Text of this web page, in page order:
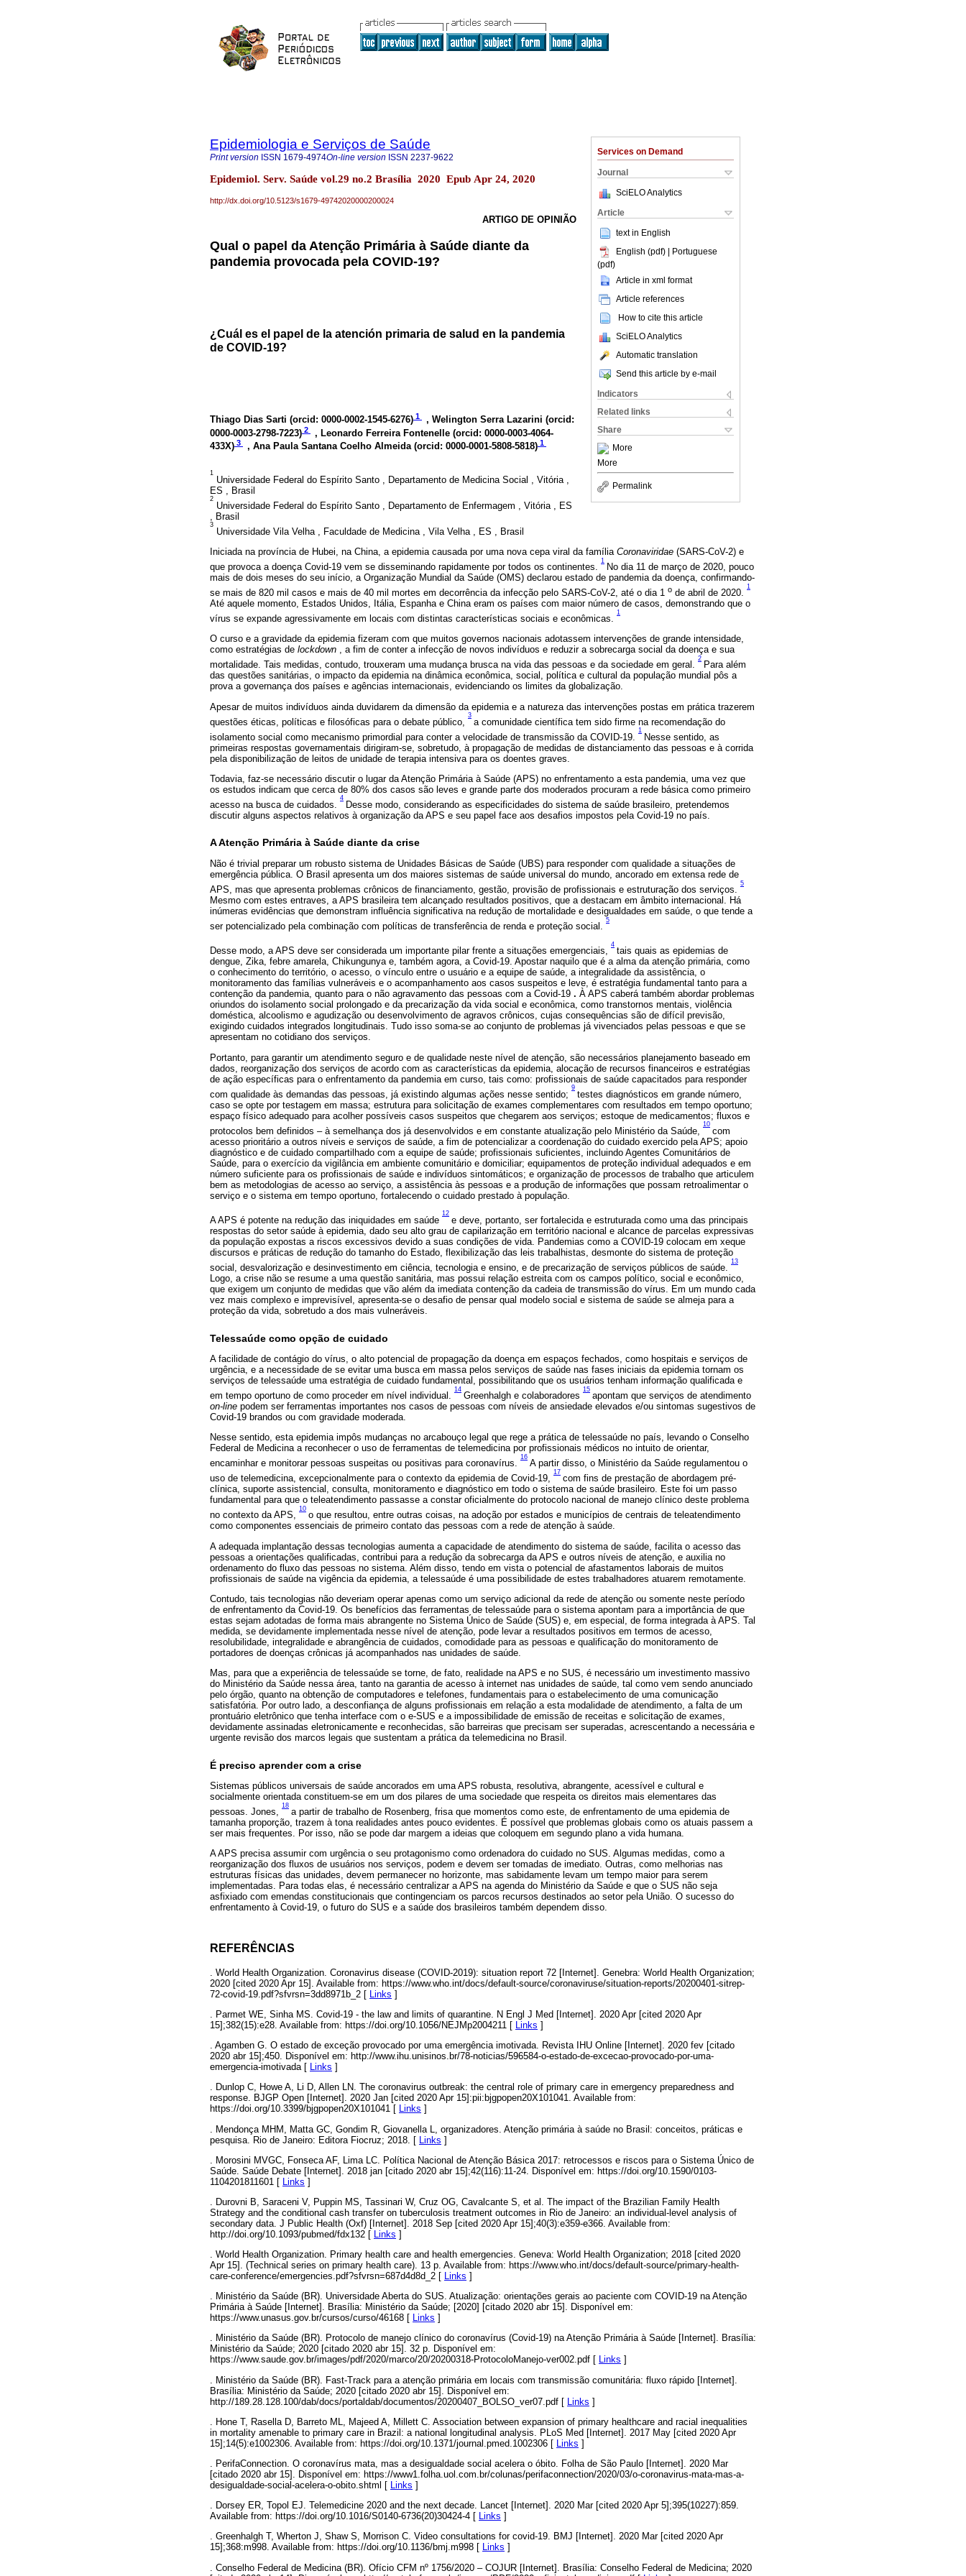
Services on Demand
Journal
SciELO Analytics
Article
text in English
English (pdf) | Portuguese
(pdf)
Article in xml format
Article references
How to cite this article
SciELO Analytics
Automatic translation
Send this article by e-mail
Indicators
Related links
Share
More
More
Permalink
Epidemiologia e Serviços de Saúde
Print version ISSN 1679-4974On-line version ISSN 2237-9622
Epidemiol. Serv. Saúde vol.29 no.2 Brasília 2020 Epub Apr 24, 2020
http://dx.doi.org/10.5123/s1679-49742020000200024
ARTIGO DE OPINIÃO
Qual o papel da Atenção Primária à Saúde diante da
pandemia provocada pela COVID-19?
¿Cuál es el papel de la atención primaria de salud en la pandemia
de COVID-19?
Thiago Dias Sarti (orcid: 0000-0002-1545-6276) 1 , Welington Serra Lazarini (orcid:
0000-0003-2798-7223) 2 , Leonardo Ferreira Fontenelle (orcid: 0000-0003-4064-
433X) 3 , Ana Paula Santana Coelho Almeida (orcid: 0000-0001-5808-5818) 1
1
Universidade Federal do Espírito Santo , Departamento de Medicina Social , Vitória ,
ES , Brasil
2
Universidade Federal do Espírito Santo , Departamento de Enfermagem , Vitória , ES
, Brasil
3
Universidade Vila Velha , Faculdade de Medicina , Vila Velha , ES , Brasil
Iniciada na província de Hubei, na China, a epidemia causada por uma nova cepa viral da família Coronaviridae (SARS-CoV-2) e
que provoca a doença Covid-19 vem se disseminando rapidamente por todos os continentes.
1
No dia 11 de março de 2020, pouco
mais de dois meses do seu início, a Organização Mundial da Saúde (OMS) declarou estado de pandemia da doença, confirmando-
se mais de 820 mil casos e mais de 40 mil mortes em decorrência da infecção pelo SARS-CoV-2, até o dia 1 o de abril de 2020.
1
Até aquele momento, Estados Unidos, Itália, Espanha e China eram os países com maior número de casos, demonstrando que o
vírus se expande agressivamente em locais com distintas características sociais e econômicas.
1
O curso e a gravidade da epidemia fizeram com que muitos governos nacionais adotassem intervenções de grande intensidade,
como estratégias de lockdown , a fim de conter a infecção de novos indivíduos e reduzir a sobrecarga social da doença e sua
mortalidade. Tais medidas, contudo, trouxeram uma mudança brusca na vida das pessoas e da sociedade em geral.
2
Para além
das questões sanitárias, o impacto da epidemia na dinâmica econômica, social, política e cultural da população mundial pôs a
prova a governança dos países e agências internacionais, evidenciando os limites da globalização.
Apesar de muitos indivíduos ainda duvidarem da dimensão da epidemia e a natureza das intervenções postas em prática trazerem
questões éticas, políticas e filosóficas para o debate público,
3
a comunidade científica tem sido firme na recomendação do
isolamento social como mecanismo primordial para conter a velocidade de transmissão da COVID-19.
1
Nesse sentido, as
primeiras respostas governamentais dirigiram-se, sobretudo, à propagação de medidas de distanciamento das pessoas e à corrida
pela disponibilização de leitos de unidade de terapia intensiva para os doentes graves.
Todavia, faz-se necessário discutir o lugar da Atenção Primária à Saúde (APS) no enfrentamento a esta pandemia, uma vez que
os estudos indicam que cerca de 80% dos casos são leves e grande parte dos moderados procuram a rede básica como primeiro
acesso na busca de cuidados.
4
Desse modo, considerando as especificidades do sistema de saúde brasileiro, pretendemos
discutir alguns aspectos relativos à organização da APS e seu papel face aos desafios impostos pela Covid-19 no país.
A Atenção Primária à Saúde diante da crise
Não é trivial preparar um robusto sistema de Unidades Básicas de Saúde (UBS) para responder com qualidade a situações de
emergência pública. O Brasil apresenta um dos maiores sistemas de saúde universal do mundo, ancorado em extensa rede de
APS, mas que apresenta problemas crônicos de financiamento, gestão, provisão de profissionais e estruturação dos serviços.
5
Mesmo com estes entraves, a APS brasileira tem alcançado resultados positivos, que a destacam em âmbito internacional. Há
inúmeras evidências que demonstram influência significativa na redução de mortalidade e desigualdades em saúde, o que tende a
ser potencializado pela combinação com políticas de transferência de renda e proteção social.
5
Desse modo, a APS deve ser considerada um importante pilar frente a situações emergenciais,
4
tais quais as epidemias de
dengue, Zika, febre amarela, Chikungunya e, também agora, a Covid-19. Apostar naquilo que é a alma da atenção primária, como
o conhecimento do território, o acesso, o vínculo entre o usuário e a equipe de saúde, a integralidade da assistência, o
monitoramento das famílias vulneráveis e o acompanhamento aos casos suspeitos e leve, é estratégia fundamental tanto para a
contenção da pandemia, quanto para o não agravamento das pessoas com a Covid-19 . À APS caberá também abordar problemas
oriundos do isolamento social prolongado e da precarização da vida social e econômica, como transtornos mentais, violência
doméstica, alcoolismo e agudização ou desenvolvimento de agravos crônicos, cujas consequências são de difícil previsão,
exigindo cuidados integrados longitudinais. Tudo isso soma-se ao conjunto de problemas já vivenciados pelas pessoas e que se
apresentam no cotidiano dos serviços.
Portanto, para garantir um atendimento seguro e de qualidade neste nível de atenção, são necessários planejamento baseado em
dados, reorganização dos serviços de acordo com as características da epidemia, alocação de recursos financeiros e estratégias
de ação específicas para o enfrentamento da pandemia em curso, tais como: profissionais de saúde capacitados para responder
com qualidade às demandas das pessoas, já existindo algumas ações nesse sentido;
9
testes diagnósticos em grande número,
caso se opte por testagem em massa; estrutura para solicitação de exames complementares com resultados em tempo oportuno;
espaço físico adequado para acolher possíveis casos suspeitos que chegarem aos serviços; estoque de medicamentos; fluxos e
protocolos bem definidos – à semelhança dos já desenvolvidos e em constante atualização pelo Ministério da Saúde,
10
com
acesso prioritário a outros níveis e serviços de saúde, a fim de potencializar a coordenação do cuidado exercido pela APS; apoio
diagnóstico e de cuidado compartilhado com a equipe de saúde; profissionais suficientes, incluindo Agentes Comunitários de
Saúde, para o exercício da vigilância em ambiente comunitário e domiciliar; equipamentos de proteção individual adequados e em
número suficiente para os profissionais de saúde e indivíduos sintomáticos; e organização de processos de trabalho que articulem
bem as metodologias de acesso ao serviço, a assistência às pessoas e a produção de informações que possam retroalimentar o
serviço e o sistema em tempo oportuno, fortalecendo o cuidado prestado à população.
A APS é potente na redução das iniquidades em saúde
12
e deve, portanto, ser fortalecida e estruturada como uma das principais
respostas do setor saúde à epidemia, dado seu alto grau de capilarização em território nacional e alcance de parcelas expressivas
da população expostas a riscos excessivos devido a suas condições de vida. Pandemias como a COVID-19 colocam em xeque
discursos e práticas de redução do tamanho do Estado, flexibilização das leis trabalhistas, desmonte do sistema de proteção
social, desvalorização e desinvestimento em ciência, tecnologia e ensino, e de precarização de serviços públicos de saúde.
13
Logo, a crise não se resume a uma questão sanitária, mas possui relação estreita com os campos político, social e econômico,
que exigem um conjunto de medidas que vão além da imediata contenção da cadeia de transmissão do vírus. Em um mundo cada
vez mais complexo e imprevisível, apresenta-se o desafio de pensar qual modelo social e sistema de saúde se almeja para a
proteção da vida, sobretudo a dos mais vulneráveis.
Telessaúde como opção de cuidado
A facilidade de contágio do vírus, o alto potencial de propagação da doença em espaços fechados, como hospitais e serviços de
urgência, e a necessidade de se evitar uma busca em massa pelos serviços de saúde nas fases iniciais da epidemia tornam os
serviços de telessaúde uma estratégia de cuidado fundamental, possibilitando que os usuários tenham informação qualificada e
em tempo oportuno de como proceder em nível individual.
14
Greenhalgh e colaboradores
15
apontam que serviços de atendimento
on-line podem ser ferramentas importantes nos casos de pessoas com níveis de ansiedade elevados e/ou sintomas sugestivos de
Covid-19 brandos ou com gravidade moderada.
Nesse sentido, esta epidemia impôs mudanças no arcabouço legal que rege a prática de telessaúde no país, levando o Conselho
Federal de Medicina a reconhecer o uso de ferramentas de telemedicina por profissionais médicos no intuito de orientar,
encaminhar e monitorar pessoas suspeitas ou positivas para coronavírus.
16
A partir disso, o Ministério da Saúde regulamentou o
uso de telemedicina, excepcionalmente para o contexto da epidemia de Covid-19,
17
com fins de prestação de abordagem pré-
clínica, suporte assistencial, consulta, monitoramento e diagnóstico em todo o sistema de saúde brasileiro. Este foi um passo
fundamental para que o teleatendimento passasse a constar oficialmente do protocolo nacional de manejo clínico deste problema
no contexto da APS,
10
o que resultou, entre outras coisas, na adoção por estados e municípios de centrais de teleatendimento
como componentes essenciais de primeiro contato das pessoas com a rede de atenção à saúde.
A adequada implantação dessas tecnologias aumenta a capacidade de atendimento do sistema de saúde, facilita o acesso das
pessoas a orientações qualificadas, contribui para a redução da sobrecarga da APS e outros níveis de atenção, e auxilia no
ordenamento do fluxo das pessoas no sistema. Além disso, tendo em vista o potencial de afastamentos laborais de muitos
profissionais de saúde na vigência da epidemia, a telessaúde é uma possibilidade de estes trabalhadores atuarem remotamente.
Contudo, tais tecnologias não deveriam operar apenas como um serviço adicional da rede de atenção ou somente neste período
de enfrentamento da Covid-19. Os benefícios das ferramentas de telessaúde para o sistema apontam para a importância de que
estas sejam adotadas de forma mais abrangente no Sistema Único de Saúde (SUS) e, em especial, de forma integrada à APS. Tal
medida, se devidamente implementada nesse nível de atenção, pode levar a resultados positivos em termos de acesso,
resolubilidade, integralidade e abrangência de cuidados, comodidade para as pessoas e qualificação do monitoramento de
portadores de doenças crônicas já acompanhados nas unidades de saúde.
Mas, para que a experiência de telessaúde se torne, de fato, realidade na APS e no SUS, é necessário um investimento massivo
do Ministério da Saúde nessa área, tanto na garantia de acesso à internet nas unidades de saúde, tal como vem sendo anunciado
pelo órgão, quanto na obtenção de computadores e telefones, fundamentais para o estabelecimento de uma comunicação
satisfatória. Por outro lado, a desconfiança de alguns profissionais em relação a esta modalidade de atendimento, a falta de um
prontuário eletrônico que tenha interface com o e-SUS e a impossibilidade de emissão de receitas e solicitação de exames,
devidamente assinadas eletronicamente e reconhecidas, são barreiras que precisam ser superadas, acrescentando a necessária e
urgente revisão dos marcos legais que sustentam a prática da telemedicina no Brasil.
É preciso aprender com a crise
Sistemas públicos universais de saúde ancorados em uma APS robusta, resolutiva, abrangente, acessível e cultural e
socialmente orientada constituem-se em um dos pilares de uma sociedade que respeita os direitos mais elementares das
pessoas. Jones,
18
a partir de trabalho de Rosenberg, frisa que momentos como este, de enfrentamento de uma epidemia de
tamanha proporção, trazem à tona realidades antes pouco evidentes. É possível que problemas globais como os atuais passem a
ser mais frequentes. Por isso, não se pode dar margem a ideias que coloquem em segundo plano a vida humana.
A APS precisa assumir com urgência o seu protagonismo como ordenadora do cuidado no SUS. Algumas medidas, como a
reorganização dos fluxos de usuários nos serviços, podem e devem ser tomadas de imediato. Outras, como melhorias nas
estruturas físicas das unidades, devem permanecer no horizonte, mas sabidamente levam um tempo maior para serem
implementadas. Para todas elas, é necessário centralizar a APS na agenda do Ministério da Saúde e que o SUS não seja
asfixiado com emendas constitucionais que contingenciam os parcos recursos destinados ao setor pela União. O sucesso do
enfrentamento à Covid-19, o futuro do SUS e a saúde dos brasileiros também dependem disso.
REFERÊNCIAS
. World Health Organization. Coronavirus disease (COVID-2019): situation report 72 [Internet]. Genebra: World Health Organization;
2020 [cited 2020 Apr 15]. Available from: https://www.who.int/docs/default-source/coronaviruse/situation-reports/20200401-sitrep-
72-covid-19.pdf?sfvrsn=3dd8971b_2 [
Links ]
. Parmet WE, Sinha MS. Covid-19 - the law and limits of quarantine. N Engl J Med [Internet]. 2020 Apr [cited 2020 Apr
15];382(15):e28. Available from: https://doi.org/10.1056/NEJMp2004211 [
Links ]
. Agamben G. O estado de exceção provocado por uma emergência imotivada. Revista IHU Online [Internet]. 2020 fev [citado
2020 abr 15];450. Disponível em: http://www.ihu.unisinos.br/78-noticias/596584-o-estado-de-excecao-provocado-por-uma-
emergencia-imotivada [ Links ]
. Dunlop C, Howe A, Li D, Allen LN. The coronavirus outbreak: the central role of primary care in emergency preparedness and
response. BJGP Open [Internet]. 2020 Jan [cited 2020 Apr 15]:pii:bjgpopen20X101041. Available from:
https://doi.org/10.3399/bjgpopen20X101041 [ Links ]
. Mendonça MHM, Matta GC, Gondim R, Giovanella L, organizadores. Atenção primária à saúde no Brasil: conceitos, práticas e
pesquisa. Rio de Janeiro: Editora Fiocruz; 2018. [ Links ]
. Morosini MVGC, Fonseca AF, Lima LC. Política Nacional de Atenção Básica 2017: retrocessos e riscos para o Sistema Único de
Saúde. Saúde Debate [Internet]. 2018 jan [citado 2020 abr 15];42(116):11-24. Disponível em: https://doi.org/10.1590/0103-
1104201811601 [ Links ]
. Durovni B, Saraceni V, Puppin MS, Tassinari W, Cruz OG, Cavalcante S, et al. The impact of the Brazilian Family Health
Strategy and the conditional cash transfer on tuberculosis treatment outcomes in Rio de Janeiro: an individual-level analysis of
secondary data. J Public Health (Oxf) [Internet]. 2018 Sep [cited 2020 Apr 15];40(3):e359-e366. Available from:
http://doi.org/10.1093/pubmed/fdx132 [
Links ]
. World Health Organization. Primary health care and health emergencies. Geneva: World Health Organization; 2018 [cited 2020
Apr 15]. (Technical series on primary health care). 13 p. Available from: https://www.who.int/docs/default-source/primary-health-
care-conference/emergencies.pdf?sfvrsn=687d4d8d_2 [ Links ]
. Ministério da Saúde (BR). Universidade Aberta do SUS. Atualização: orientações gerais ao paciente com COVID-19 na Atenção
Primária à Saúde [Internet]. Brasília: Ministério da Saúde; [2020] [citado 2020 abr 15]. Disponível em:
https://www.unasus.gov.br/cursos/curso/46168 [ Links ]
. Ministério da Saúde (BR). Protocolo de manejo clínico do coronavírus (Covid-19) na Atenção Primária à Saúde [Internet]. Brasília:
Ministério da Saúde; 2020 [citado 2020 abr 15]. 32 p. Disponível em:
https://www.saude.gov.br/images/pdf/2020/marco/20/20200318-ProtocoloManejo-ver002.pdf [ Links ]
. Ministério da Saúde (BR). Fast-Track para a atenção primária em locais com transmissão comunitária: fluxo rápido [Internet].
Brasília: Ministério da Saúde; 2020 [citado 2020 abr 15]. Disponível em:
http://189.28.128.100/dab/docs/portaldab/documentos/20200407_BOLSO_ver07.pdf [ Links ]
. Hone T, Rasella D, Barreto ML, Majeed A, Millett C. Association between expansion of primary healthcare and racial inequalities
in mortality amenable to primary care in Brazil: a national longitudinal analysis. PLoS Med [Internet]. 2017 May [cited 2020 Apr
15];14(5):e1002306. Available from: https://doi.org/10.1371/journal.pmed.1002306 [
Links ]
. PerifaConnection. O coronavírus mata, mas a desigualdade social acelera o óbito. Folha de São Paulo [Internet]. 2020 Mar
[citado 2020 abr 15]. Disponível em: https://www1.folha.uol.com.br/colunas/perifaconnection/2020/03/o-coronavirus-mata-mas-a-
desigualdade-social-acelera-o-obito.shtml [ Links ]
. Dorsey ER, Topol EJ. Telemedicine 2020 and the next decade. Lancet [Internet]. 2020 Mar [cited 2020 Apr 5];395(10227):859.
Available from: https://doi.org/10.1016/S0140-6736(20)30424-4 [ Links ]
. Greenhalgh T, Wherton J, Shaw S, Morrison C. Video consultations for covid-19. BMJ [Internet]. 2020 Mar [cited 2020 Apr
15];368:m998. Available from: https://doi.org/10.1136/bmj.m998 [ Links ]
. Conselho Federal de Medicina (BR). Ofício CFM nº 1756/2020 – COJUR [Internet]. Brasília: Conselho Federal de Medicina; 2020